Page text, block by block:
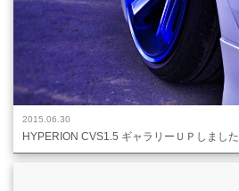
2015.06.30
HYPERION CVS1.5 ギャラリーＵＰしました